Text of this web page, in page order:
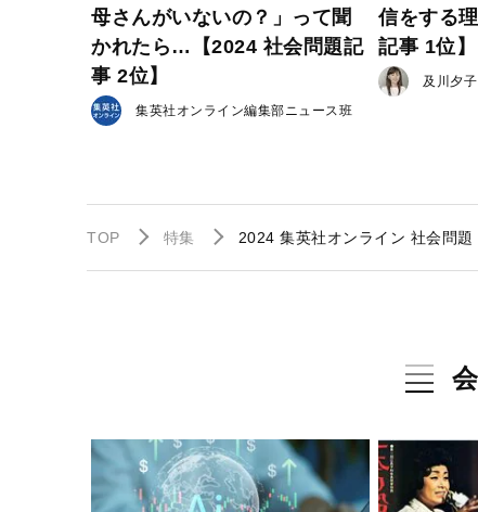
母さんがいないの？」って聞
かれたら…【2024 社会問題記
事 2位】
集英社オンライン編集部ニュース班
信をする
記事 1位】
及川夕子
TOP 特集 2024 集英社オンライン 社会問題